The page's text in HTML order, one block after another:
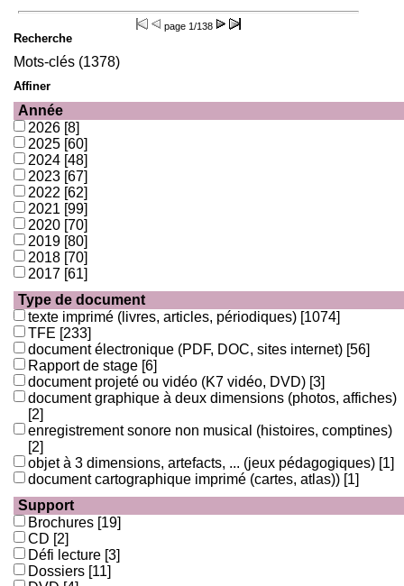
page 1/138
Recherche
Mots-clés (1378)
Affiner
Année
2026 [8]
2025 [60]
2024 [48]
2023 [67]
2022 [62]
2021 [99]
2020 [70]
2019 [80]
2018 [70]
2017 [61]
Type de document
texte imprimé (livres, articles, périodiques) [1074]
TFE [233]
document électronique (PDF, DOC, sites internet) [56]
Rapport de stage [6]
document projeté ou vidéo (K7 vidéo, DVD) [3]
document graphique à deux dimensions (photos, affiches)
[2]
enregistrement sonore non musical (histoires, comptines)
[2]
objet à 3 dimensions, artefacts, ... (jeux pédagogiques) [1]
document cartographique imprimé (cartes, atlas)) [1]
Support
Brochures [19]
CD [2]
Défi lecture [3]
Dossiers [11]